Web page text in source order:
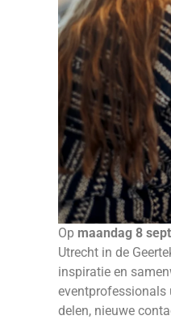
Op maandag 8
Utrecht in de
inspiratie en
eventprofessionals
delen, nieuwe